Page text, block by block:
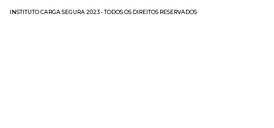
INSTITUTO CARGA SEGURA 2023 - TODOS OS DIREITOS RESERVADOS